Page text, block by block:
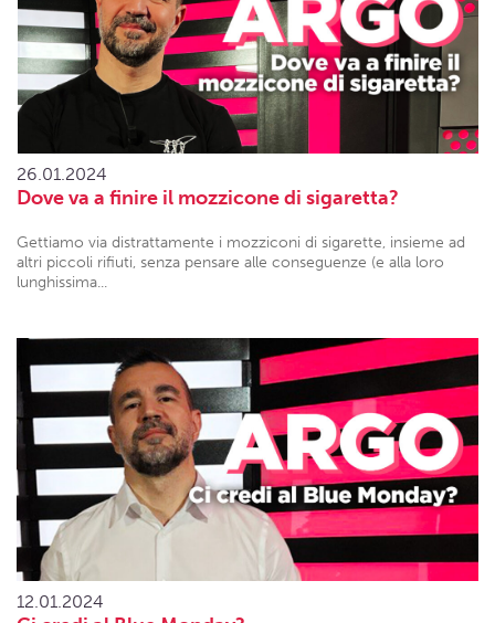
26.01.2024
Dove va a finire il mozzicone di sigaretta?
Gettiamo via distrattamente i mozziconi di sigarette, insieme ad
altri piccoli rifiuti, senza pensare alle conseguenze (e alla loro
lunghissima...
12.01.2024